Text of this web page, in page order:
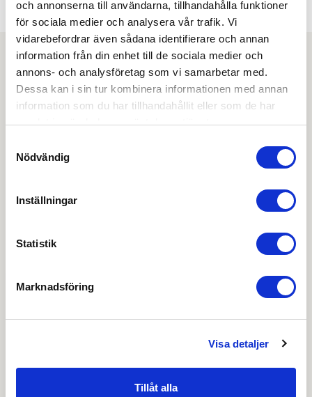
och annonserna till användarna, tillhandahålla funktioner
för sociala medier och analysera vår trafik. Vi
vidarebefordrar även sådana identifierare och annan
information från din enhet till de sociala medier och
annons- och analysföretag som vi samarbetar med.
Dessa kan i sin tur kombinera informationen med annan
information som du har tillhandahållit eller som de har
samlat in när du har använt deras tjänster.
Nödvändig
Inställningar
Statistik
Marknadsföring
Visa detaljer
Tillåt alla
Ja
Ladda ner
EPD-deklaration
uppdaterade dokument hos leverantören. Vi jobbar
löpande med att säkerställa att våra dokument är så
beställa, se priser,
produktblad, ritningar, monteringsbeskrivningar samt